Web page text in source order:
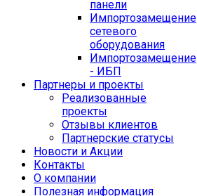
панели
Импортозамещение
сетевого
оборудования
Импортозамещение
- ИБП
Партнеры и проекты
Реализованные
проекты
Отзывы клиентов
Партнерские статусы
Новости и Акции
Контакты
O компании
Полезная информация